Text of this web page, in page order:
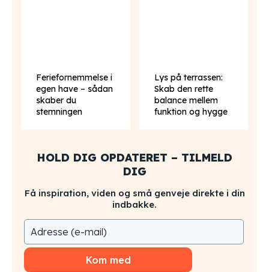
Feriefornemmelse i
egen have – sådan
skaber du
stemningen
Lys på terrassen:
Skab den rette
balance mellem
funktion og hygge
HOLD DIG OPDATERET – TILMELD
DIG
Få inspiration, viden og små genveje direkte i din
indbakke.
Kom med